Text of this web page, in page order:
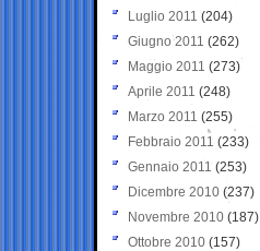
Luglio 2011 (204)
Giugno 2011 (262)
Maggio 2011 (273)
Aprile 2011 (248)
Marzo 2011 (255)
Febbraio 2011 (233)
Gennaio 2011 (253)
Dicembre 2010 (237)
Novembre 2010 (187)
Ottobre 2010 (157)